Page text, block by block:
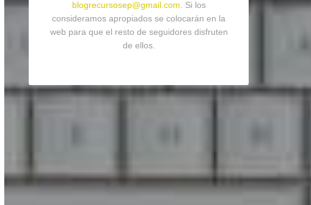
blogrecursosep@gmail.com . Si los
consideramos apropiados se colocarán en la
web para que el resto de seguidores disfruten
de ellos.